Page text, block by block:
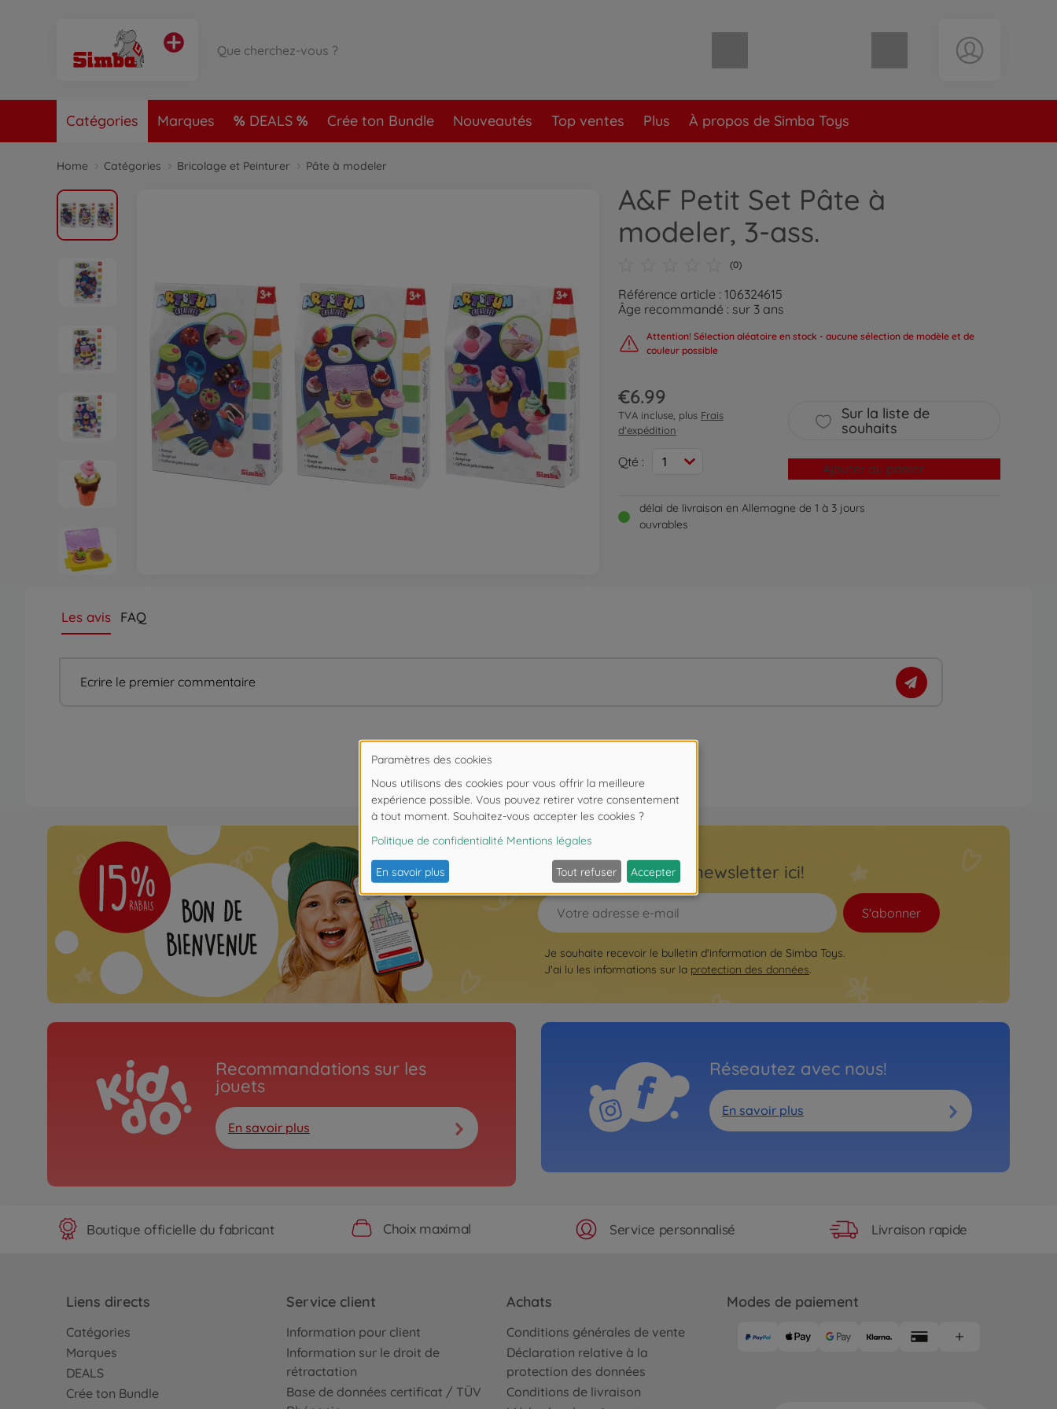
Catégories Marques DEALS Crée ton Bundle Nouveautés Top ventes Plus À propos de Simba Toys
Home Catégories Bricolage et Peinturer Pâte à modeler
A&F Petit Set Pâte à
modeler, 3-ass.
(0)
Référence article : 106324615
Âge recommandé : sur 3 ans
Attention! Sélection aléatoire en stock - aucune sélection de modèle et de
couleur possible
€6.99
TVA incluse, plus Frais
d'expédition
Qté : 1
Sur la liste de
souhaits
Ajouter au panier
délai de livraison en Allemagne de 1 à 3 jours
ouvrables
Les avis FAQ
Ecrire le premier commentaire
Inscrivez-vous à la newsletter ici!
S'abonner
Je souhaite recevoir le bulletin d'information de Simba Toys.
J'ai lu les informations sur la protection des données.
Recommandations sur les
jouets
En savoir plus
Réseautez avec nous!
En savoir plus
Boutique officielle du fabricant Choix maximal Service personnalisé Livraison rapide
Liens directs
Catégories
Marques
DEALS
Crée ton Bundle
Service client
Information pour client
Information sur le droit de
rétractation
Base de données certificat / TÜV
Achats
Conditions générales de vente
Déclaration relative à la
protection des données
Conditions de livraison
Modes de paiement